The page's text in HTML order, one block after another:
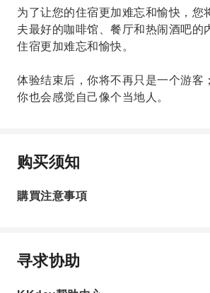
为了让您的住宿更加难忘和愉快，您
夫最好的咖啡馆、餐厅和热闹酒吧的
住宿更加难忘和愉快。
体验结束后，你将不再只是一个游客
你也会感觉自己像个当地人。
购买须知
購買注意事項
寻求协助